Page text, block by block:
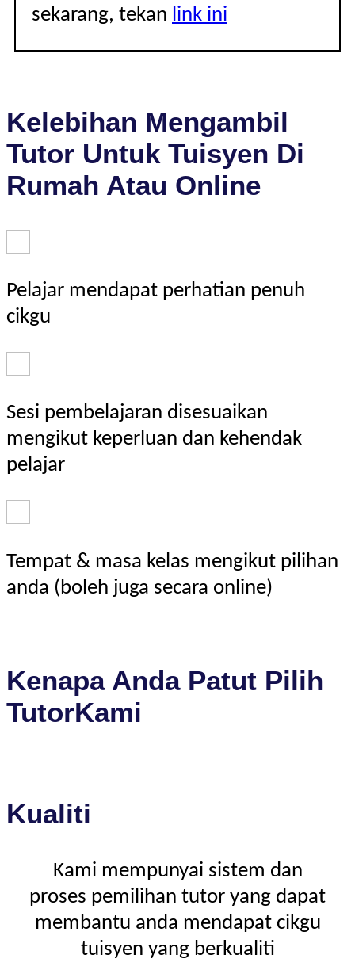
sekarang, tekan link ini
Kelebihan Mengambil
Tutor Untuk Tuisyen Di
Rumah Atau Online
Pelajar mendapat perhatian penuh
cikgu
Sesi pembelajaran disesuaikan
mengikut keperluan dan kehendak
pelajar
Tempat & masa kelas mengikut pilihan
anda (boleh juga secara online)
Kenapa Anda Patut Pilih
TutorKami
Kualiti
Kami mempunyai sistem dan
proses pemilihan tutor yang dapat
membantu anda mendapat cikgu
tuisyen yang berkualiti